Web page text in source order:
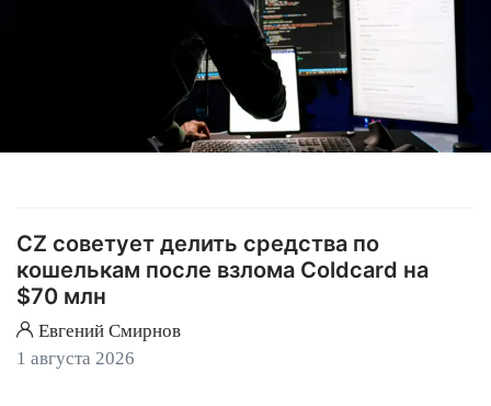
CZ советует делить средства по
кошелькам после взлома Coldcard на
$70 млн
Евгений Смирнов
1 августа 2026